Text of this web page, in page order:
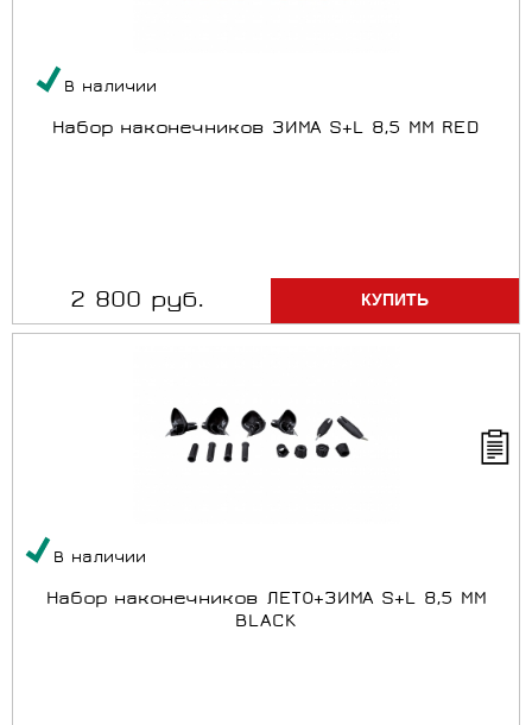
В наличии
Набор наконечников ЗИМА S+L 8,5 MM RED
2 800 руб.
В наличии
Набор наконечников ЛЕТО+ЗИМА S+L 8,5 MM
BLACK